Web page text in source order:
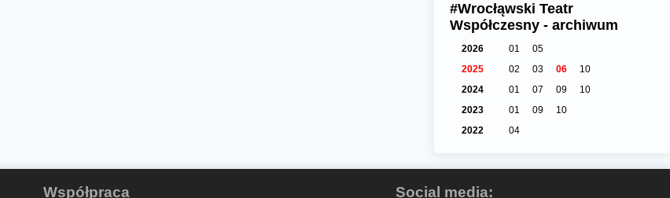
#Wrocłąwski Teatr
Współczesny - archiwum
2026 01
05
2025
02 03 06
10
2024
01 07 09
10
2023
01 09
10
2022
04
Współpraca Social media: